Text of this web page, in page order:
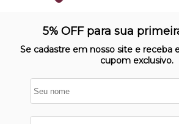
Nosso site opera em
protegido
5% OFF para sua
Se cadastre em nosso site e receba
cupom exclusivo.